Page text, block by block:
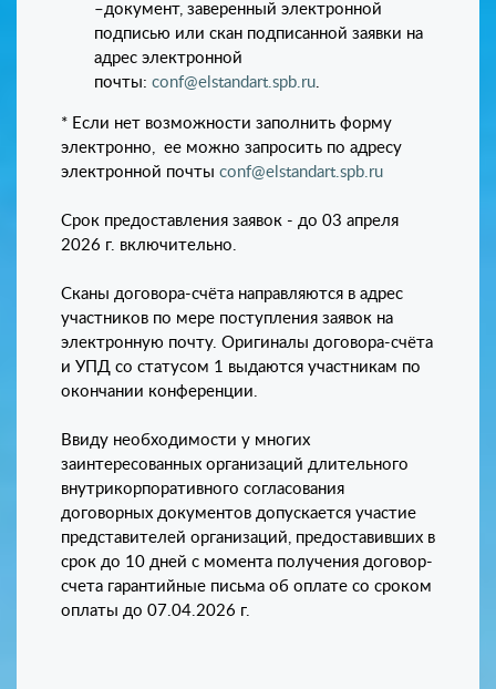
–документ, заверенный электронной
подписью или скан подписанной заявки на
адрес электронной
почты: conf@elstandart.spb.ru.
* Если нет возможности заполнить форму
электронно, ее можно запросить по адресу
электронной почты conf@elstandart.spb.ru
Срок предоставления заявок - до 03 апреля
2026 г. включительно.
Cканы договора-счёта направляются в адрес
участников по мере поступления заявок на
электронную почту. Оригиналы договора-счёта
и УПД со статусом 1 выдаются участникам по
окончании конференции.
Ввиду необходимости у многих
заинтересованных организаций длительного
внутрикорпоративного согласования
договорных документов допускается участие
представителей организаций, предоставивших в
срок до 10 дней с момента получения договор-
счета гарантийные письма об оплате со сроком
оплаты до 07.04.2026 г.